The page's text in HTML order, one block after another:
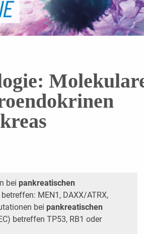
bei pankreatischen
MEN1, DAXX/ATRX,
bei pankreatischen
betreffen TP53, RB1 oder